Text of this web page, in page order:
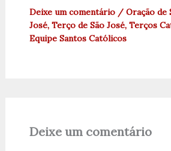
Deixe um comentário / Oração de
José, Terço de São José, Terços
Equipe Santos Católicos
Deixe um comentário